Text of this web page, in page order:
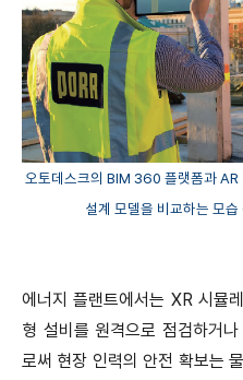
오토데스크의 BIM 360 플랫폼과
설계 모델을 비교하는
에너지 플랜트에서는 XR 시뮬
형 설비를 원격으로 점검하거
로써 현장 인력의 안전 확보는